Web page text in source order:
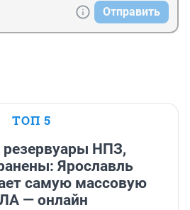
Отправить
ТОП 5
резервуары НПЗ,
Ярославль
самую массовую
— онлайн